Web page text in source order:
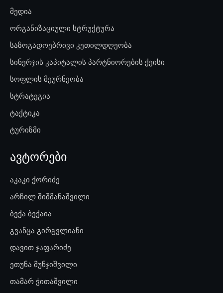
მედია
ორგანიზაციული სტრუქტურა
საზოგადოებრივი კეთილდღეობა
სინერჯის კაპიტალის პარტნიორების ქეისი
სოფლის მეურნეობა
სტრატეგია
ტაქტიკა
ტურიზმი
ავტორები
აკაკი ქორიძე
არჩილ შიშმანაშვილი
ბექა ბექაია
გვანცა გირგვლიანი
დავით ჯაფარიძე
ეთუნა მუნჯიშვილი
თამარ ჭითაშვილი